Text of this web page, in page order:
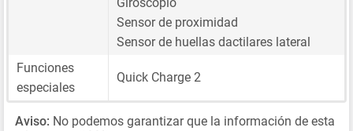
Sensor de proximidad
Sensor de huellas dactilares lateral
Funciones
especiales
Quick Charge 2
Aviso: No podemos garantizar que la información de esta